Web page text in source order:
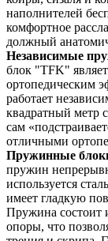
наполнителей
комфортное
должный
Независимые
блок "TFK"
ортопедическим
работает
квадратный метр
сам
отличными
Пружинные
пружин
используется
имеет гладкую
Пружина состоит
опоры, что